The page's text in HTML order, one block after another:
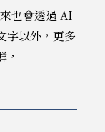
也會透過 AI
字以外，更多